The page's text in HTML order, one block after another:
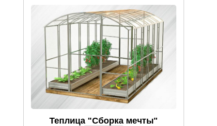
Теплица "Сборка мечты"